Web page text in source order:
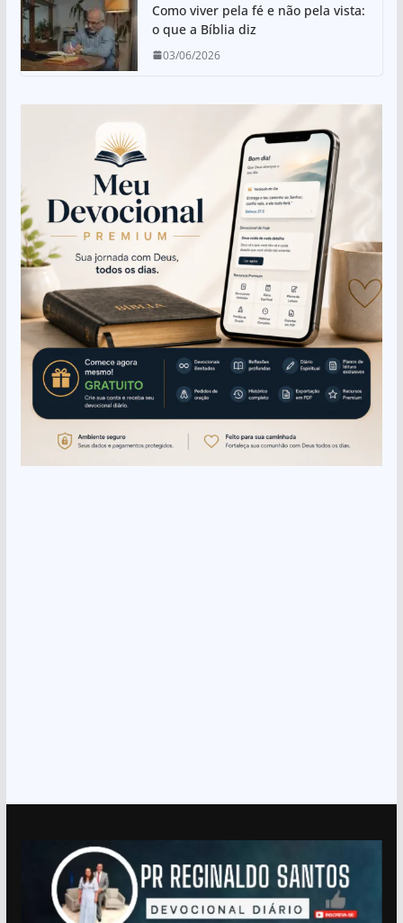
Como viver pela fé e não pela vista:
o que a Bíblia diz
03/06/2026